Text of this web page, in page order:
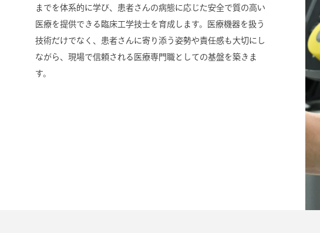
までを体系的に学び、患者さんの病態に応じた安全で質の高い
医療を提供できる臨床工学技士を育成します。医療機器を扱う
技術だけでなく、患者さんに寄り添う姿勢や責任感も大切にし
ながら、現場で信頼される医療専門職としての基盤を築きま
す。